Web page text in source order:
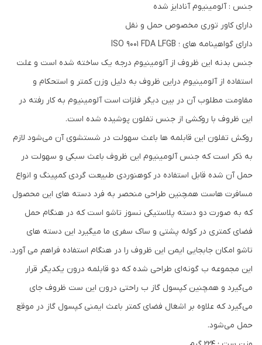
جنس : آلومینیوم آنادایز شده
دارای کاور توری مخصوص حمل و نقل
دارای گواهینامه های ؛ ISO 9001 FDA LFGB
جنس بدنه این ظروف از آلومینیوم درجه یک ساخته شده است و علت
استفاده از آلومینیوم دراین ظروف به دلیل وزن کمتر و استحکام و
مقاومت مطلوب آن در بین دیگر فلزات است آلومینیوم به کار رفته در
این ظروف با روکشی از جنس تفلون پوشیده شده است.
روکش تفلون این قابلمه ها باعث سهولت در شستشوی آن می‌شود لازم
به ذکر است که جنس آلومینیوم این ظروف باعث سبکی و سهولت در
حمل آن شده قابل استفاده در کوهنوردی طبیعت گردی کمپینگ و انواع
مسافرت هاست همچنین طراحی منحصر به فرد دسته های این محصول
که به صورت دو دسته پلاستیکی نسوز تاشو است که در هنگام حمل
فضای کمتری در کوله پشتی و ساک سفری ما میگیرد این دسته های
تاشو امکان جابجایی ایمن این ظروف را در هنگام استفاده فراهم می آورد.
این مجموعه ب گونه‌ای طراحی شده که دو قابلمه‌ درون یکدیگر قرار
می‌گیرد و همچنین کپسول گاز ب راحتی درون این ست ظروف جای
می‌گیرد که علاوه بر اشغال فضای کمتر باعث ایمنی کپسول گاز در موقع
حمل می‌شود.